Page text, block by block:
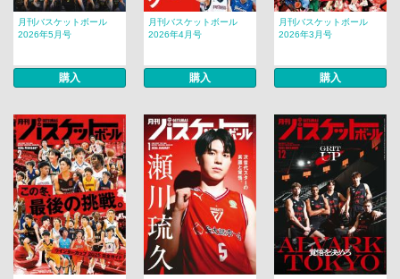
月刊バスケットボール
2026年5月号
購入
月刊バスケットボール
2026年4月号
購入
月刊バスケットボール
2026年3月号
購入